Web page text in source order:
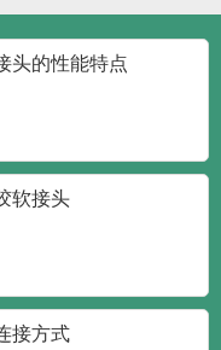
知识
头的性能特点
软接头
接方式
球体弹性橡胶软接头橡
管软接...
曲挠橡胶接头 柔性
接头 柔性减震橡胶软接
挠橡胶接头 耐高温